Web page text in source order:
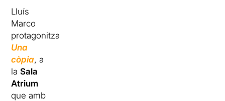
Lluís
Marco
protagonitza
Una
còpia, a
laSala
Atrium
que amb